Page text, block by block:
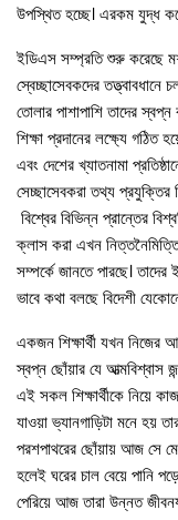
উপস্থিত হচ্ছে। এরকম যুদ্ধ
ইডিএস সম্প্রতি শুরু করেছে
স্বেচ্ছাসেবকদের তত্ত্বাবধানে
তোলার পাশাপাশি তাদের
শিক্ষা প্রদানের লক্ষ্যে গঠিত
এবং দেশের খ্যাতনামা
সেচ্ছাসেবকরা তথ্য
বিশ্বের বিভিন্ন প্রান্তের
ক্লাস করা এখন
সম্পর্কে জানতে পারছে।
ভাবে কথা বলছে বিদেশী
একজন শিক্ষার্থী যখন নিজের
স্বপ্ন ছোঁয়ার যে আত্মবিশ্বাস
এই সকল শিক্ষার্থীকে নিয়ে
যাওয়া ভ্যানগাড়িটা মনে হয়
পরশপাথরের ছোঁয়ায় আজ সে
হলেই ঘরের চাল বেয়ে পানি
পেরিয়ে আজ তারা উন্নত